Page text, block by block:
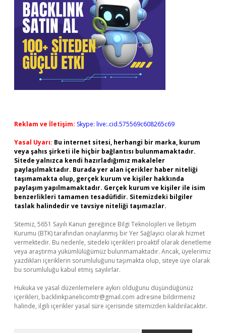
Reklam ve İletişim: Skype: live:.cid.575569c608265c69
Yasal Uyarı: Bu internet sitesi, herhangi bir marka, kurum
veya şahıs şirketi ile hiçbir bağlantısı bulunmamaktadır.
Sitede yalnızca kendi hazırladığımız makaleler
paylaşılmaktadır. Burada yer alan içerikler haber niteliği
taşımamakta olup, gerçek kurum ve kişiler hakkında
paylaşım yapılmamaktadır. Gerçek kurum ve kişiler ile isim
benzerlikleri tamamen tesadüfidir. Sitemizdeki bilgiler
taslak halindedir ve tavsiye niteliği taşımazlar.
Sitemiz, 5651 Sayılı Kanun gereğince Bilgi Teknolojileri ve İletişim
Kurumu (BTK) tarafından onaylanmış bir Yer Sağlayıcı olarak hizmet
vermektedir. Bu nedenle, sitedeki içerikleri proaktif olarak denetleme
veya araştırma yükümlülüğümüz bulunmamaktadır. Ancak, üyelerimiz
yazdıkları içeriklerin sorumluluğunu taşımakta olup, siteye üye olarak
bu sorumluluğu kabul etmiş sayılırlar.
Hukuka ve yasal düzenlemelere aykırı olduğunu düşündüğünüz
içerikleri, backlinkpanelicomtr@gmail.com adresine bildirmeniz
halinde, ilgili içerikler yasal süre içerisinde sitemizden kaldırılacaktır.